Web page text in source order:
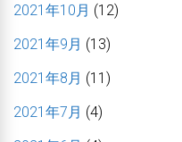
2021年10月 (12)
2021年9月 (13)
2021年8月 (11)
2021年7月 (4)